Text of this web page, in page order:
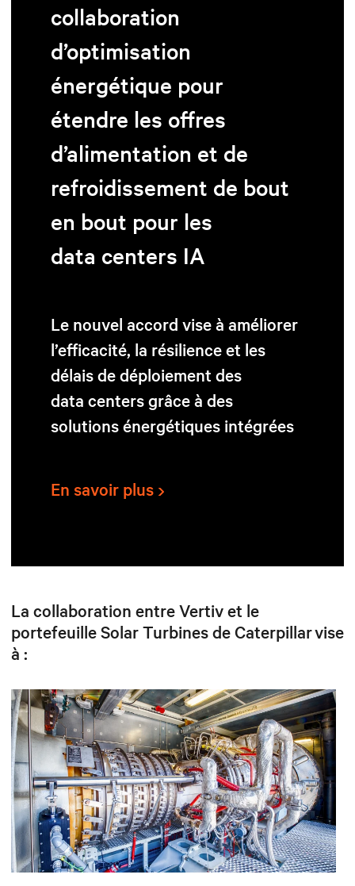
collaboration
d’optimisation
énergétique pour
étendre les offres
d’alimentation et de
refroidissement de bout
en bout pour les
data centers IA
Le nouvel accord vise à améliorer
l’efficacité, la résilience et les
délais de déploiement des
data centers grâce à des
solutions énergétiques intégrées
En savoir plus
La collaboration entre Vertiv et le
portefeuille Solar Turbines de Caterpillar vise
à :